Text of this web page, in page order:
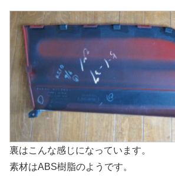
裏はこんな感じになっています。
素材はABS樹脂のようです。